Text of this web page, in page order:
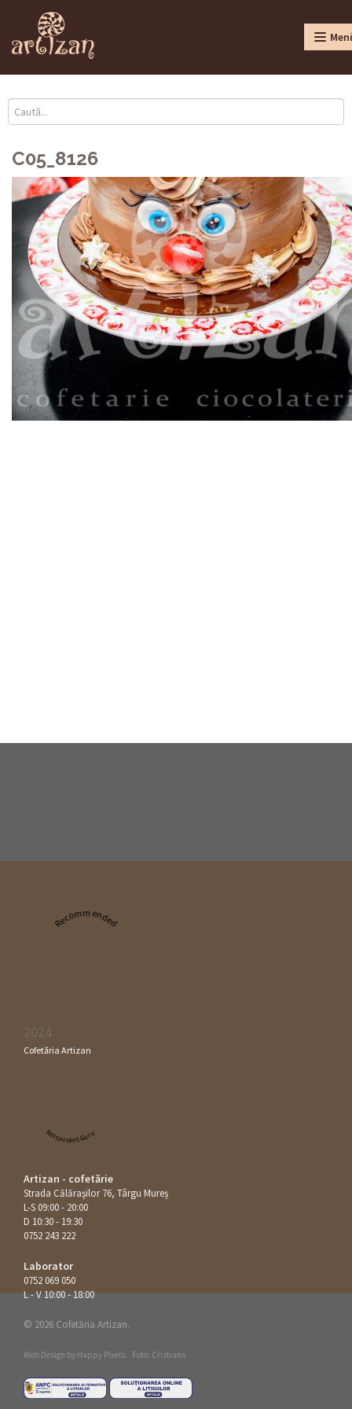
C05_8126
Recommended
2024
Cofetăria Artizan
Restaurant Guru
Artizan - cofetărie
Strada Călăraşilor 76, Târgu Mureș
L-S 09:00 - 20:00
D 10:30 - 19:30
0752 243 222
Laborator
0752 069 050
L - V 10:00 - 18:00
© 2026 Cofetăria Artizan.
Web Design by Happy Pixels. Foto: Cristians